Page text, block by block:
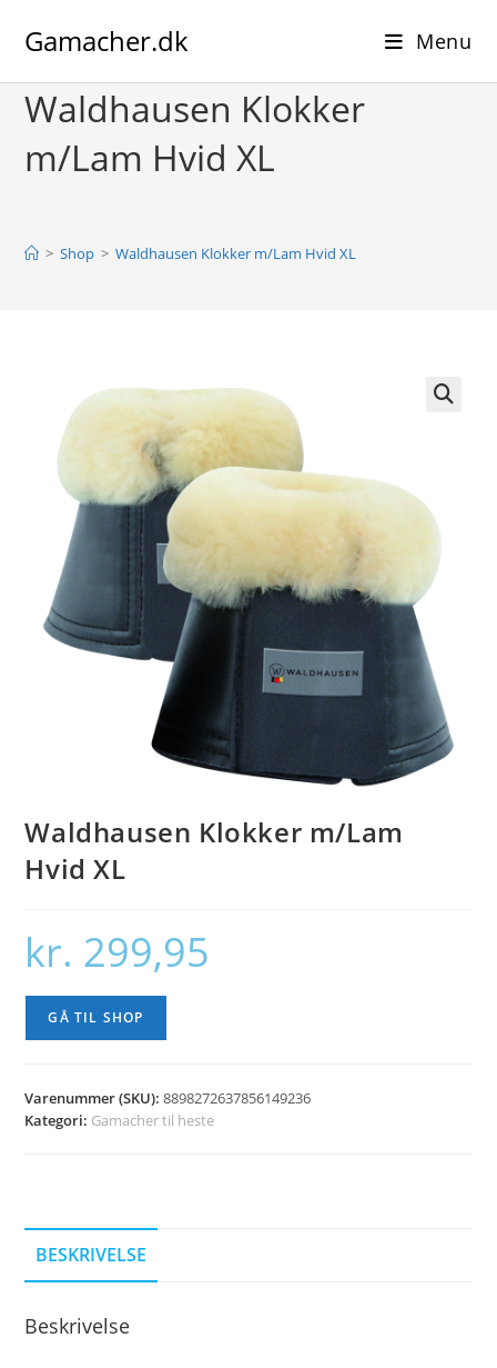
Gamacher.dk Menu
Waldhausen Klokker
m/Lam Hvid XL
> Shop > Waldhausen Klokker m/Lam Hvid XL
Waldhausen Klokker m/Lam
Hvid XL
kr. 299,95
GÅ TIL SHOP
Varenummer (SKU):8898272637856149236
Kategori: Gamacher til heste
BESKRIVELSE
Beskrivelse